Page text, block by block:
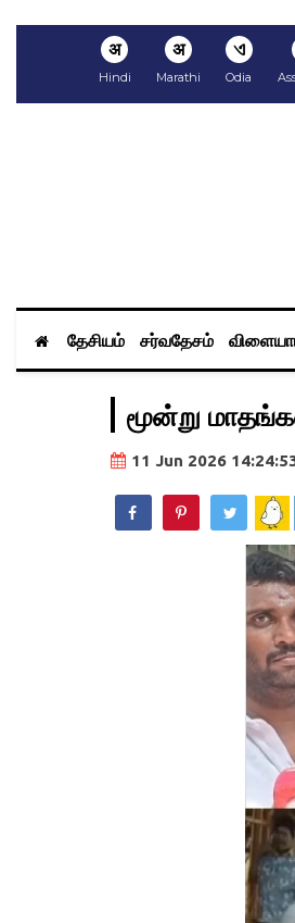
अ
Hindi
अ
Marathi
ଏ
Odia
தேசியம் சர்வதேசம்
மூன்று
11 Jun 2026